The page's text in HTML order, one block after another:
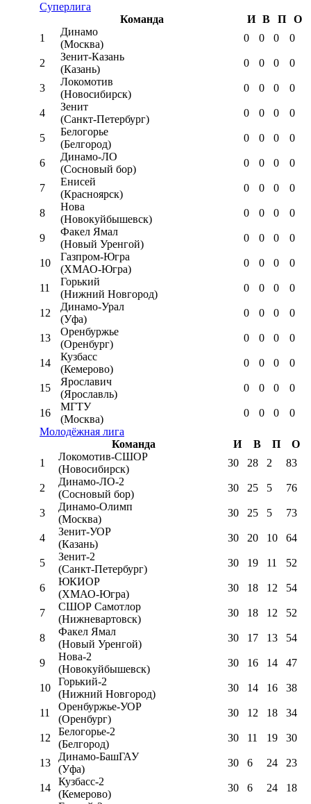
Суперлига
Команда
И В П
О
1
Динамо
(Москва)
0 0 0 0
2
Зенит-Казань
(Казань)
0 0 0 0
3
Локомотив
(Новосибирск)
0 0 0 0
4
Зенит
(Санкт-Петербург)
0 0 0 0
5
Белогорье
(Белгород)
0 0 0 0
6
Динамо-ЛО
(Сосновый бор)
0 0 0 0
7
Енисей
(Красноярск)
0 0 0 0
8
Нова
(Новокуйбышевск)
0 0 0 0
9
Факел Ямал
(Новый Уренгой)
0 0 0 0
10
Газпром-Югра
(ХМАО-Югра)
0 0 0 0
11
Горький
(Нижний Новгород)
0 0 0 0
12
Динамо-Урал
(Уфа)
0 0 0 0
13
Оренбуржье
(Оренбург)
0 0 0 0
14
Кузбасс
(Кемерово)
0 0 0 0
15
Ярославич
(Ярославль)
0 0 0 0
16
МГТУ
(Москва)
0 0 0
0
Молодёжная лига
Команда
И В П
О
1
Локомотив-CШОР
(Новосибирск)
30 28 2 83
2
Динамо-ЛО-2
(Сосновый бор)
30 25 5 76
3
Динамо-Олимп
(Москва)
30 25 5 73
4
Зенит-УОР
(Казань)
30 20 10 64
5
Зенит-2
(Санкт-Петербург)
30 19 11 52
6
ЮКИОР
(ХМАО-Югра)
30 18 12 54
7
СШОР Самотлор
(Нижневартовск)
30 18 12 52
8
Факел Ямал
(Новый Уренгой)
30 17 13 54
9
Нова-2
(Новокуйбышевск)
30 16 14 47
10
Горький-2
(Нижний Новгород)
30 14 16 38
11
Оренбуржье-УОР
(Оренбург)
30 12 18 34
12
Белогорье-2
(Белгород)
30 11 19 30
13
Динамо-БашГАУ
(Уфа)
30 6 24 23
14
Кузбасс-2
(Кемерово)
30 6 24 18